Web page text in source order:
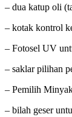
– dua katup oli
– kotak kontrol
– Fotosel UV
– saklar pilihan
– Pemilih
– bilah geser